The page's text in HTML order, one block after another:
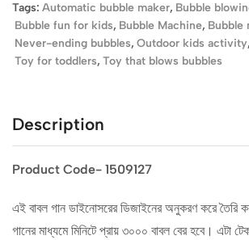
Tags: Automatic bubble maker, Bubble
Bubble fun for kids, Bubble Machine, Bubble
Never-ending bubbles, Outdoor kids activity,
Toy for toddlers, Toy that blows bubbles
Description
Product Code- 1509127
এই বাবল গান ডাইনোসরের ডিজাইনের অনুকরণ করে তৈরি
গানের মাধ্যমে মিনিটে প্রায় ৩০০০ বাবল বের হবে। এটা